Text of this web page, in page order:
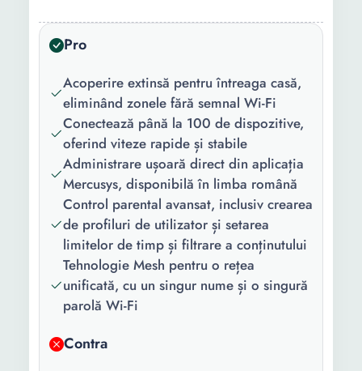
transfer
Ethernet
(Mbps):
Antena:
Interna
Frecventa:
5 GHz
Rata de
transfer WI-FI
(Mbps):
867 MB/s
Port USB:
Nu
Alimentare:
La retea
Continut
pachet:
1 x Ghid de instalare
Pro
Acoperire extinsă pentru întreaga casă,
eliminând zonele fără semnal Wi-Fi
Conectează până la 100 de dispozitive,
oferind viteze rapide și stabile
Administrare ușoară direct din aplicația
Mercusys, disponibilă în limba română
Control parental avansat, inclusiv crearea
de profiluri de utilizator și setarea
limitelor de timp și filtrare a conținutului
Tehnologie Mesh pentru o rețea
unificată, cu un singur nume și o singură
parolă Wi-Fi
Contra